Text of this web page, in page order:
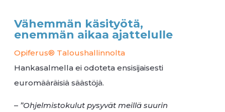
Vähemmän käsityötä,
enemmän aikaa ajattelulle
Opiferus® Taloushallinnolta
Hankasalmella ei odoteta ensisijaisesti
euromääräisiä säästöjä.
– ”Ohjelmistokulut pysyvät meillä suurin